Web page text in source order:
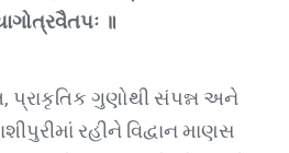
॥
પ્રાકૃતિક ગુણોથી સંપન્ન અને
રહીને વિદ્વાન માણસ